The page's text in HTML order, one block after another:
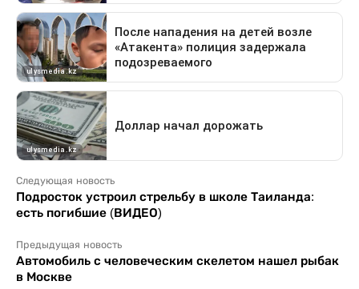
Следующая новость
Подросток устроил стрельбу в школе Таиланда:
есть погибшие (ВИДЕО)
Предыдущая новость
Автомобиль с человеческим скелетом нашел рыбак
в Москве